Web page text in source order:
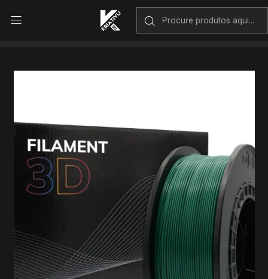
Envio rápido em Portugal Continental
Filamento PLA 1.75mm 1kg Dark Green